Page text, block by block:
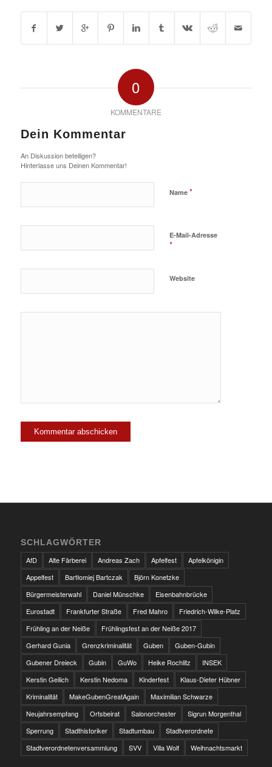
0
KOMMENTARE
Dein Kommentar
An Diskussion beteiligen?
Hinterlasse uns Deinen Kommentar!
Name *
E-Mail-Adresse
*
Website
SCHLAGWÖRTER
AfD
Alte Färberei Andreas Zach Apfelfest
Apfelkönigin
Appelfest
Bartłomiej Bartczak
Björn Konetzke
Bürgermeisterwahl
Daniel Münschke
Eisenbahnbrücke
Eurostadt
Frankfurter Straße Fred Mahro
Friedrich-Wilke-Platz
Frühling an der Neiße
Frühlingsfest an der Neiße 2017
Gerhard Gunia
Grenzkriminalität Guben
Guben-Gubin
Gubener Dreieck
Gubin GuWo Heike Rochlitz
INSEK
Kerstin Geilich
Kerstin Nedoma Kinderfest
Klaus-Dieter Hübner
Kriminalität
MakeGubenGreatAgain
Maximilian Schwarze
Neujahrsempfang
Ortsbeirat Salonorchester
Sigrun Morgenthal
Sperrung
Stadthistoriker Stadtumbau
Stadtverordnete
Stadtverordnetenversammlung
SVV Villa Wolf Weihnachtsmarkt